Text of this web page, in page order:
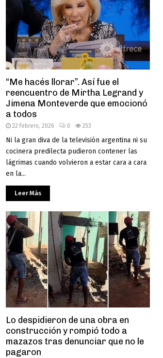
“Me hacés llorar”. Así fue el
reencuentro de Mirtha Legrand y
Jimena Monteverde que emocionó
a todos
22 febrero, 2026 0 253
Ni la gran diva de la televisión argentina ni su
cocinera predilecta pudieron contener las
lágrimas cuando volvieron a estar cara a cara
en la...
Leer Más
Lo despidieron de una obra en
construcción y rompió todo a
mazazos tras denunciar que no le
pagaron